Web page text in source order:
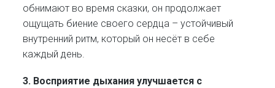
обнимают во время сказки, он продолжает
ощущать биение своего сердца – устойчивый
внутренний ритм, который он несёт в себе
каждый день.
3. Восприятие дыхания улучшается с